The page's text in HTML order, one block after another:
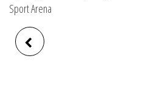
Sport Arena